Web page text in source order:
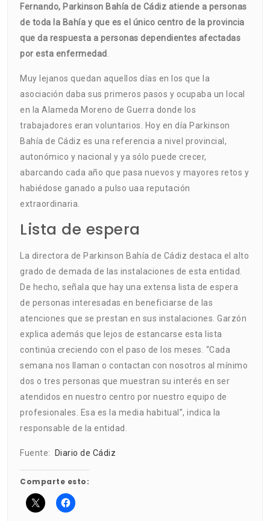
Fernando, Parkinson Bahía de Cádiz atiende a personas
de toda la Bahía y que es el único centro de la provincia
que da respuesta a personas dependientes afectadas
por esta enfermedad
Muy lejanos quedan aquellos días en los que la
asociación daba sus primeros pasos y ocupaba un local
en la Alameda Moreno de Guerra donde los
trabajadores eran voluntarios. Hoy en día Parkinson
Bahía de Cádiz es una referencia a nivel provincial,
autonómico y nacional y ya sólo puede crecer,
abarcando cada año que pasa nuevos y mayores retos y
habiédose ganado a pulso uaa reputación
extraordinaria.
Lista de espera
La directora de Parkinson Bahía de Cádiz destaca el alto
grado de demada de las instalaciones de esta entidad.
De hecho, señala que hay una extensa lista de espera
de personas interesadas en beneficiarse de las
atenciones que se prestan en sus instalaciones. Garzón
explica además que lejos de estancarse esta lista
continúa creciendo con el paso de los meses. “Cada
semana nos llaman o contactan con nosotros al mínimo
dos o tres personas que muestran su interés en ser
atendidos en nuestro centro por nuestro equipo de
profesionales. Esa es la media habitual”, indica la
responsable de la entidad.
Fuente: Diario de Cádiz
Comparte esto: